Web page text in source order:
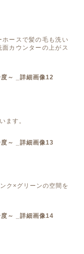
ースで髪の毛も洗い
カウンターの上がス
ます。
ク×グリーンの空間を